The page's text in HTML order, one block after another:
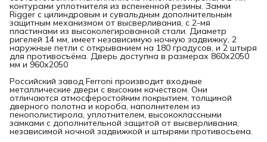
контурами уплотнителя из вспененной резины. Замки
Rigger с цилиндровым и сувальдным дополнительным
защитным механизмом от высверливания, с 2-мя
пластинами из высоколегированной стали. Диаметр
ригелей 14 мм, имеет независимую ночную задвижку, 2
наружные петли с открыванием на 180 градусов, и 2 штыря
для противосъёма. Дверь доступна в размерах 860х2050
мм и 960х2050
Российский завод Ferroni производит входные
металлические двери с высоким качеством. Они
отличаются атмосферостойким покрытием, толщиной
дверного полотна и короба, наполнителем из
пенополистирола, уплотнителем, высококлассными
замками с дополнительной защитой от высверливания,
независимой ночной задвижкой и штырями противосъема.